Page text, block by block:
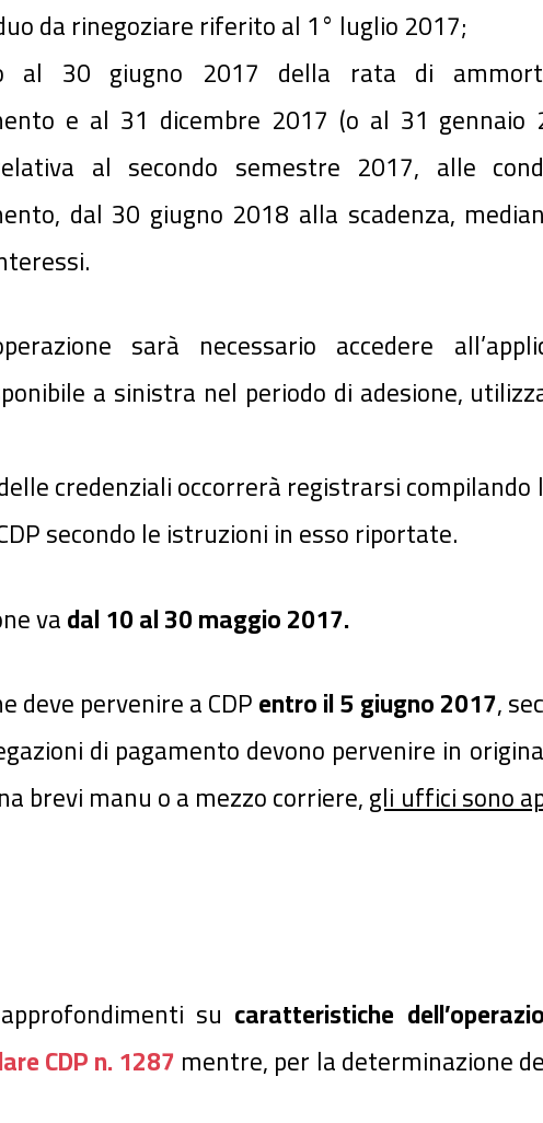
da rinegoziare riferito al 1° luglio 2017;
al 30 giugno 2017 della rata di
e al 31 dicembre 2017 (o al 31 gennaio
al secondo semestre 2017, alle
dal 30 giugno 2018 alla scadenza,
sarà necessario accedere
a sinistra nel periodo di adesione,
credenziali occorrerà registrarsi
secondo le istruzioni in esso riportate.
vadal10 al 30 maggio 2017.
deve pervenire a CDPentro il 5 giugno 2017,
di pagamento devono pervenire in
brevi manu o a mezzo corriere,gli uffici sono
su caratteristiche
CDP n. 1287 mentre, per la determinazione